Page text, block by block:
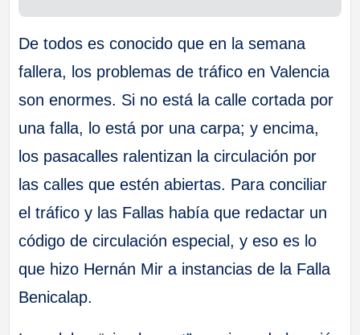
De todos es conocido que en la semana
fallera, los problemas de tráfico en Valencia
son enormes. Si no está la calle cortada por
una falla, lo está por una carpa; y encima,
los pasacalles ralentizan la circulación por
las calles que estén abiertas. Para conciliar
el tráfico y las Fallas había que redactar un
código de circulación especial, y eso es lo
que hizo Hernán Mir a instancias de la Falla
Benicalap.